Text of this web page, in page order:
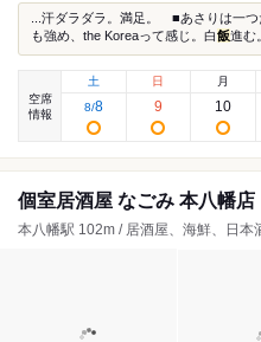
...汗ダラダラ。満足。 ■あさりは一
も強め、the Koreaって感じ。白飯進む
空席
情報
土
8/8
日
9
月
10
個室居酒屋 なごみ 本八幡店
本八幡駅 102m / 居酒屋、海鮮、日本